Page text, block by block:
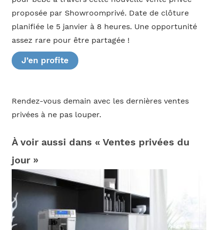
proposée par Showroomprivé. Date de clôture
planifiée le 5 janvier à 8 heures. Une opportunité
assez rare pour être partagée !
J’en profite
Rendez-vous demain avec les dernières ventes
privées à ne pas louper.
À voir aussi dans « Ventes privées du
jour »